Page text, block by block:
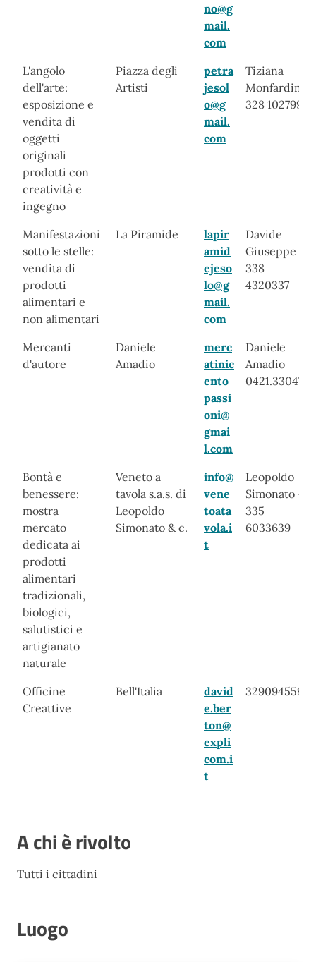
no@g
mail.
com
L'angolo
dell'arte:
esposizione e
vendita di
oggetti
originali
prodotti con
creatività e
ingegno
Piazza degli
Artisti
petra
jesol
o@g
mail.
com
Tiziana
Monfardino
328 1027994
Manifestazioni
sotto le stelle:
vendita di
prodotti
alimentari e
non alimentari
La Piramide
lapir
amid
ejeso
lo@g
mail.
com
Davide
Giuseppe -
338
4320337
Mercanti
d'autore
Daniele
Amadio
merc
atinic
ento
passi
oni@
gmai
l.com
Daniele
Amadio
0421.330477
Bontà e
benessere:
mostra
mercato
dedicata ai
prodotti
alimentari
tradizionali,
biologici,
salutistici e
artigianato
naturale
Veneto a
tavola s.a.s. di
Leopoldo
Simonato & c.
info@
vene
toata
vola.i
t
Leopoldo
Simonato -
335
6033639
Officine
Creattive
Bell'Italia
david
e.ber
ton@
expli
com.i
t
3290945590
A chi è rivolto
Tutti i cittadini
Luogo